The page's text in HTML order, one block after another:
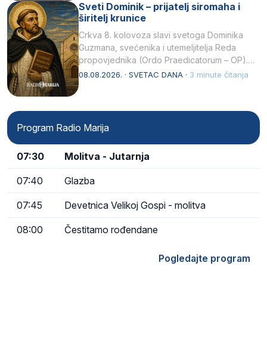
Sveti Dominik – prijatelj siromaha i
širitelj krunice
Crkva 8. kolovoza slavi svetoga Dominika
Guzmana, svećenika i utemeljitelja Reda
propovjednika (Ordo Praedicatorum – OP).
Svojim životom, dubokom ljubavlju prema
08.08.2026. · SVETAC DANA · 3 minute čitanja
Program Radio Marija
07:30 Molitva - Jutarnja
07:40 Glazba
07:45 Devetnica Velikoj Gospi - molitva
08:00 Čestitamo rođendane
Pogledajte program